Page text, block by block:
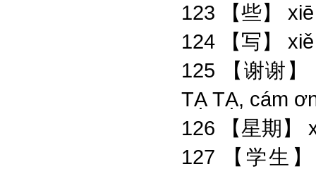
123 【些】
124 【写】
125 【谢谢
TẠ TẠ, cám
126 【星期】
127 【学生